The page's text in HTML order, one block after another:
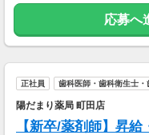
応募へ
正社員 歯科医師・歯科衛生士・
陽だまり薬局 町田店
【新卒/薬剤師】昇